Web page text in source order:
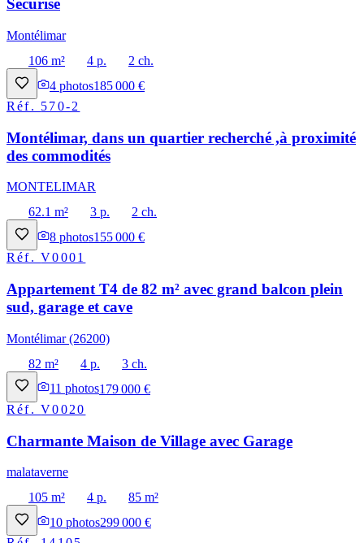
Sécurisé
Montélimar
106 m²
4 p.
2 ch.
4 photos185 000 €
Réf. 570-2
Montélimar, dans un quartier recherché ,à proximité
des commodités
MONTELIMAR
62.1 m²
3 p.
2 ch.
8 photos155 000 €
Réf.V0001
Appartement T4 de 82 m² avec grand balcon plein
sud, garage et cave
Montélimar (26200)
82 m²
4 p.
3 ch.
11 photos179 000 €
Réf.V0020
Charmante Maison de Village avec Garage
malataverne
105 m²
4 p.
85 m²
10 photos299 000 €